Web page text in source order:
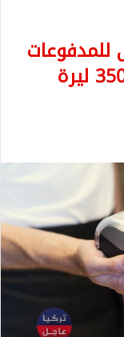
للمدفوعات
غير التلامسية من 250 الى 350 ليرة